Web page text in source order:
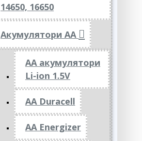
14650, 16650
Акумулятори АА
AA акумулятори
Li-ion 1.5V
AA Duracell
AA Energizer